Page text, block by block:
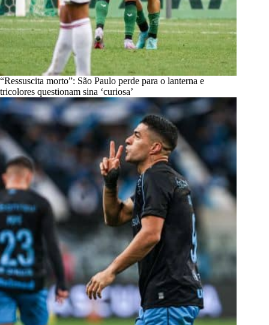
“Ressuscita morto”: São Paulo perde para o lanterna e
tricolores questionam sina ‘curiosa’